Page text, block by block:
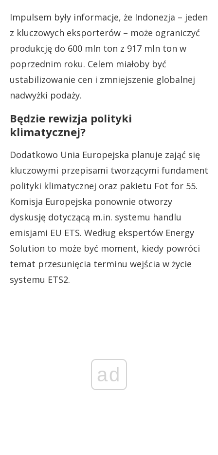
Impulsem były informacje, że Indonezja – jeden
z kluczowych eksporterów – może ograniczyć
produkcję do 600 mln ton z 917 mln ton w
poprzednim roku. Celem miałoby być
ustabilizowanie cen i zmniejszenie globalnej
nadwyżki podaży.
Będzie rewizja polityki
klimatycznej?
Dodatkowo Unia Europejska planuje zająć się
kluczowymi przepisami tworzącymi fundament
polityki klimatycznej oraz pakietu Fot for 55.
Komisja Europejska ponownie otworzy
dyskusję dotyczącą m.in. systemu handlu
emisjami EU ETS. Według ekspertów Energy
Solution to może być moment, kiedy powróci
temat przesunięcia terminu wejścia w życie
systemu ETS2.
ad